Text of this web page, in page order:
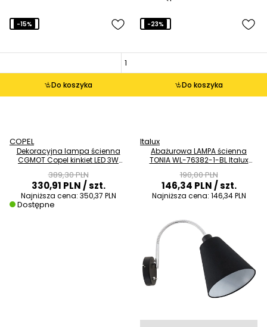
Do koszyka
-15%
COPEL
Dekoracyjna lampa ścienna
CGMOT Copel kinkiet LED 3W
389,30 PLN
330,91 PLN/ szt.
Najniższa cena: 350,37 PLN
Dostępne
Do koszyka
-23%
Italux
Abażurowa LAMPA ścienna
TONIA WL-76382-1-BL Italux
czarny
190,00 PLN
146,34 PLN/ szt.
Najniższa cena: 146,34 PLN